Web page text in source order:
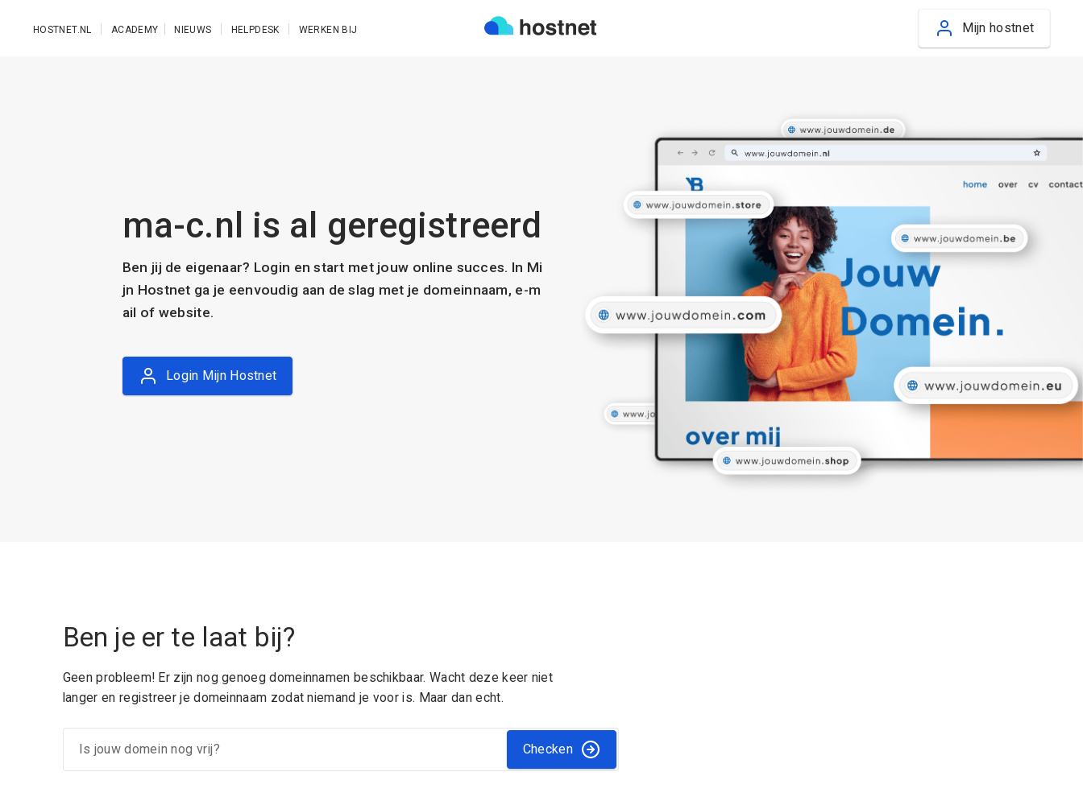
HOSTNET.NL ACADEMY NIEUWS HELPDESK WERKEN BIJ Mijn hostnet
ma-c.nl is al geregistreerd
Ben jij de eigenaar? Login en start met jouw online succes. In Mi
jn Hostnet ga je eenvoudig aan de slag met je domeinnaam, e-m
ail of website.
Login Mijn Hostnet
Ben je er te laat bij?
Geen probleem! Er zijn nog genoeg domeinnamen beschikbaar. Wacht deze keer niet
langer en registreer je domeinnaam zodat niemand je voor is. Maar dan echt.
Checken